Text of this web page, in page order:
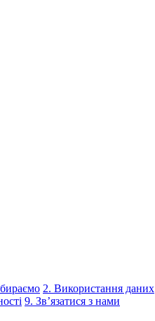
2. Використання даних
9. Зв’язатися з нами